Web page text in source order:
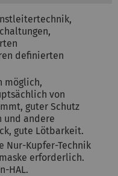
definierten
möglich,
von
guter Schutz
und andere
gute Lötbarkeit.
Nur-Kupfer-Technik
erforderlich.
HAL.